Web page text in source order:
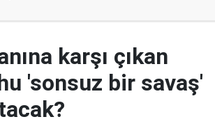
karşı çıkan
'sonsuz bir savaş'